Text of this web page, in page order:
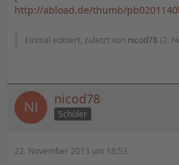
http://abload.de/thumb/
Einmal editiert, zuletzt von nicod78 (2.
nicod78
Schüler
22. November 2013 um 18:53